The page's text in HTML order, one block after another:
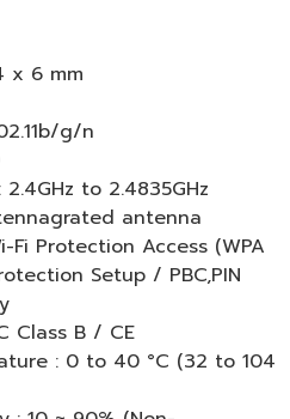
x 6 mm
g/n
to 2.4835GHz
antenna
Fi Protection Access (WPA
Setup / PBC,PIN
Class B / CE
: 0 to 40 °C (32 to 104